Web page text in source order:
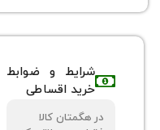
شرایط و ضوابط
خرید اقساطی